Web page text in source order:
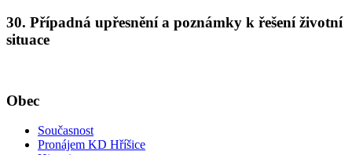
30. Případná upřesnění a poznámky k řešení životní
situace
Obec
Současnost
Pronájem KD Hříšice